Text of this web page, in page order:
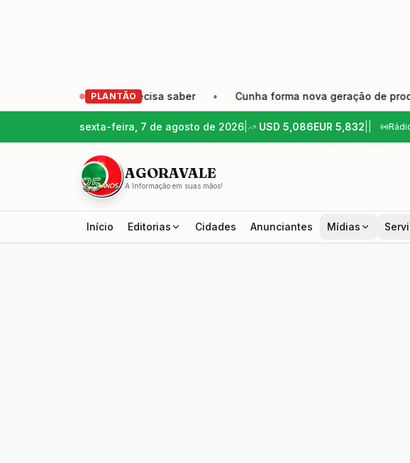
PLANTÃO
precisa saber • Cunha forma nova geração de produtores e
sexta-feira, 7 de agosto de 2026 USD 5,086EUR 5,832
AGORAVALE
A Informação em suas mãos!
Início Editorias Cidades Anunciantes Mídias